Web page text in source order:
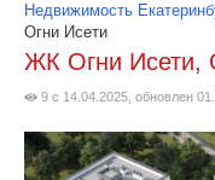
Недвижимость
Огни Исети
ЖК Огни
9 с 14.04.2025, обновлен